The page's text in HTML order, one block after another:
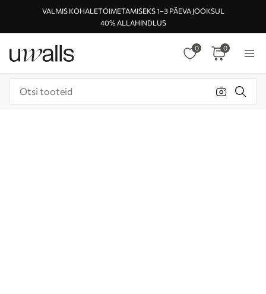
VALMIS KOHALETOIMETAMISEKS 1–3 PÄEVA JOOKSUL
40% ALLAHINDLUS
0 0